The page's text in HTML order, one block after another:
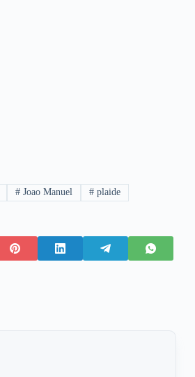
# Joao Manuel # plaide